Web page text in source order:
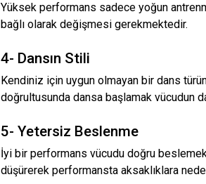
Yüksek performans sadece yoğun
bağlı olarak değişmesi gerekmektedir.
4- Dansın Stili
Kendiniz için uygun olmayan bir dans
doğrultusunda dansa başlamak vücudun
5- Yetersiz Beslenme
İyi bir performans vücudu doğru
düşürerek performansta aksaklıklara